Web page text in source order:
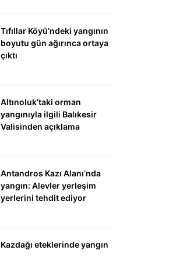
Tıfıllar Köyü’ndeki yangının
boyutu gün ağırınca ortaya
çıktı
Altınoluk’taki orman
yangınıyla ilgili Balıkesir
Valisinden açıklama
Antandros Kazı Alanı’nda
yangın: Alevler yerleşim
yerlerini tehdit ediyor
Kazdağı eteklerinde yangın